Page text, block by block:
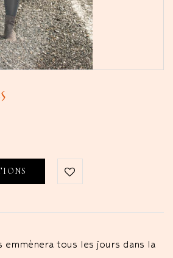
emmènera tous les jours dans la